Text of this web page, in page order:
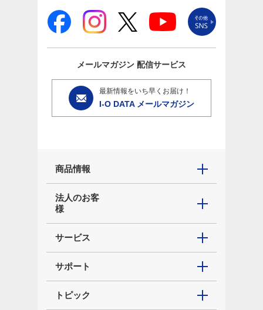
メールマガジン 配信サービス
最新情報をいち早くお届け！
I-O DATA メールマガジン
商品情報
法人のお客
様
サービス
サポート
トピック